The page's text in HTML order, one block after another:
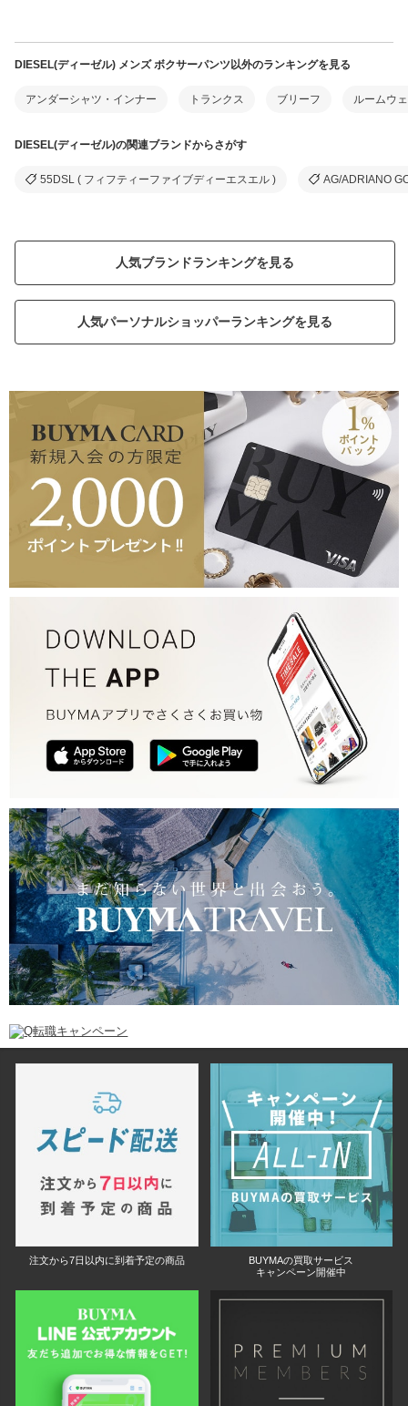
DIESEL(ディーゼル) メンズ ボクサーパンツ以外のランキングを見る
アンダーシャツ・インナー トランクス ブリーフ ルームウ
DIESEL(ディーゼル)の関連ブランドからさがす
55DSL ( フィフティーファイブディーエスエル ) AG/ADRIANO
人気ブランドランキングを見る
人気パーソナルショッパーランキングを見る
注文から7日以内に到着予定の商品
BUYMAの買取サービス
キャンペーン開催中